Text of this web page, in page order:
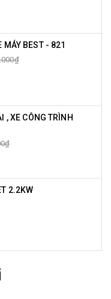
MÁY BEST - 821
, XE CÔNG TRÌNH
2.2KW